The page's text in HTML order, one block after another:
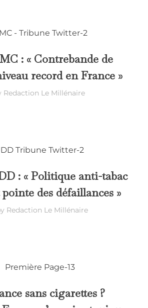
: « Contrebande de
record en France »
Redaction Le Millénaire
: « Politique anti-tabac
des défaillances »
Redaction Le Millénaire
sans cigarettes ?